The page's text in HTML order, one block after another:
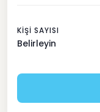
KIŞI SAYISI
Belirleyin